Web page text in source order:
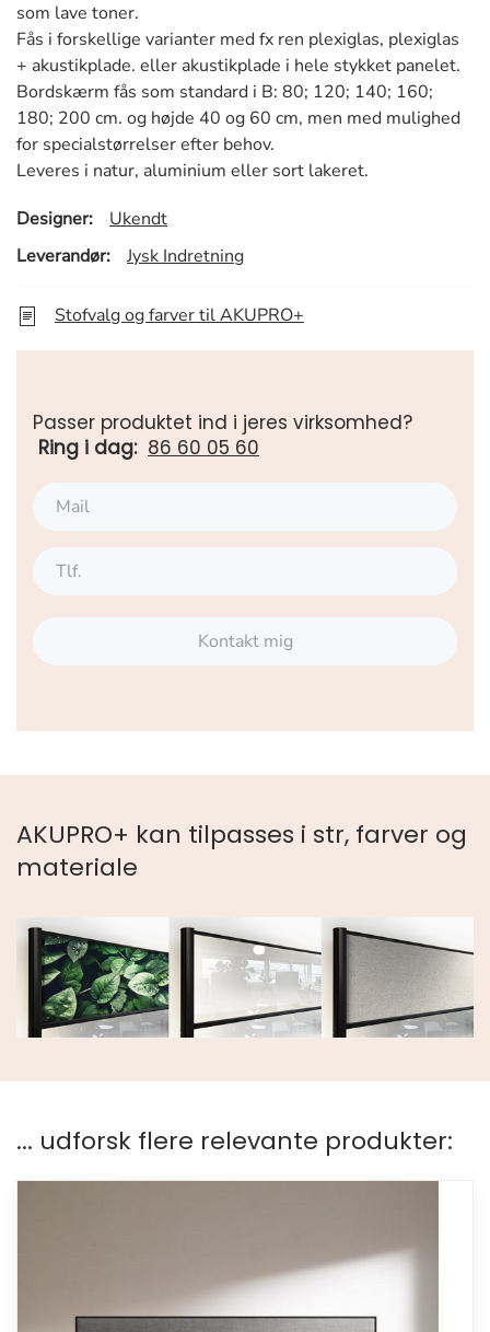
som lave toner.
Fås i forskellige varianter med fx ren plexiglas, plexiglas
+ akustikplade. eller akustikplade i hele stykket panelet.
Bordskærm fås som standard i B: 80; 120; 140; 160;
180; 200 cm. og højde 40 og 60 cm, men med mulighed
for specialstørrelser efter behov.
Leveres i natur, aluminium eller sort lakeret.
Designer:
Ukendt
Leverandør:
Jysk Indretning
Stofvalg og farver til AKUPRO+
Passer produktet ind i jeres virksomhed?
Ring i dag: 86 60 05 60
Kontakt mig
AKUPRO+ kan tilpasses i str, farver og
materiale
... udforsk flere relevante produkter: